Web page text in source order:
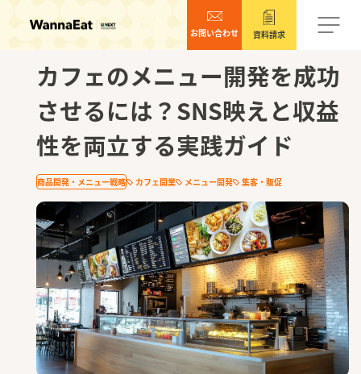
お問い合わせ 資料請求
カフェのメニュー開発を成功
させるには？SNS映えと収益
性を両立する実践ガイド
商品開発・メニュー戦略 カフェ開業 メニュー開発 集客・販促